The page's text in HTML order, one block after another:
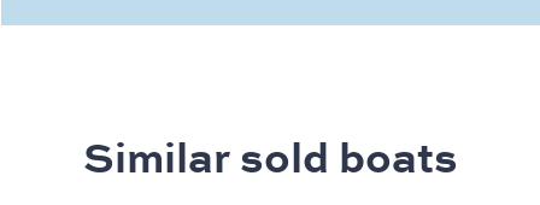
Similar sold boats